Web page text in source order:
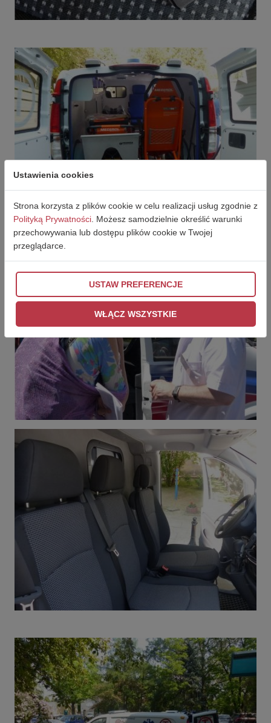
Ustawienia cookies
Strona korzysta z plików cookie w celu realizacji usług zgodnie z
Polityką Prywatności . Możesz samodzielnie określić warunki
przechowywania lub dostępu plików cookie w Twojej
przeglądarce.
USTAW PREFERENCJE
WŁĄCZ WSZYSTKIE